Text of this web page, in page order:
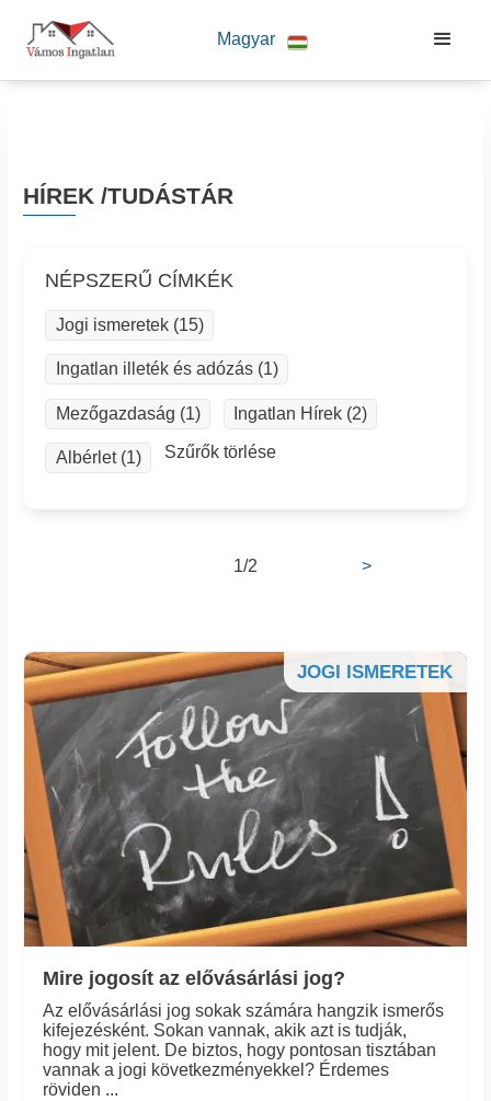
Magyar
HÍREK /TUDÁSTÁR
1/2 >
JOGI ISMERETEK
Mire jogosít az elővásárlási jog?
Az elővásárlási jog sokak számára hangzik ismerős
kifejezésként. Sokan vannak, akik azt is tudják,
hogy mit jelent. De biztos, hogy pontosan tisztában
vannak a jogi következményekkel? Érdemes
röviden ...
NÉPSZERŰ CÍMKÉK
Jogi ismeretek (15)
Ingatlan illeték és adózás (1)
Mezőgazdaság (1) Ingatlan Hírek (2)
Albérlet (1) Szűrők törlése